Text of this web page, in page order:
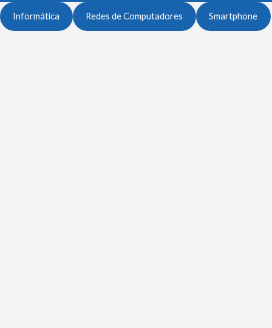
Informática Redes de Computadores Smartphone